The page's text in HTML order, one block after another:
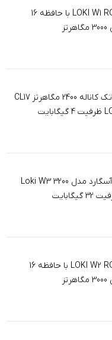
رم آسگارد سری LOKI W1 RGB با حافظه 16
رم دسکتاپ DDR4 تک کاناله 2400 مگاهرتز CL17
رم دسکتاپ DDR4 آسگارد مدل Loki W3 3200
رم آسگارد سری LOKI W2 RGB با حافظه 16